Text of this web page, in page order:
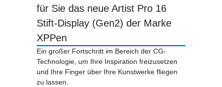
für Sie das neue Artist Pro 16
Stift-Display (Gen2) der Marke
XPPen
Ein großer Fortschritt im Bereich der CG-
Technologie, um Ihre Inspiration freizusetzen
und Ihre Finger über Ihre Kunstwerke fliegen
zu lassen.